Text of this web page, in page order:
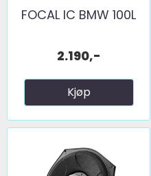
FOCAL IC BMW 100L
2.190,-
Kjøp